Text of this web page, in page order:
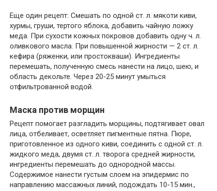
Еще один рецепт: Смешать по одной ст. л. мякоти киви,
хурмы, груши, тертого яблока, добавить чайную ложку
меда. При сухости кожных покровов добавить одну ч. л.
оливкового масла. При повышенной жирности — 2 ст. л.
кефира (ряженки, или простокваши). Ингредиенты
перемешать, полученную смесь нанести на лицо, шею, и
область декольте. Через 20-25 минут умыться
отфильтрованной водой.
Маска против морщин
Рецепт помогает разгладить морщины, подтягивает овал
лица, отбеливает, осветляет пигментные пятна. Пюре,
приготовленное из одного киви, соединить с одной ст. л.
жидкого меда, двумя ст. л. творога средней жирности,
ингредиенты перемешать до однородной массы.
Содержимое нанести густым слоем на эпидермис по
направлению массажных линий, подождать 10-15 мин.,